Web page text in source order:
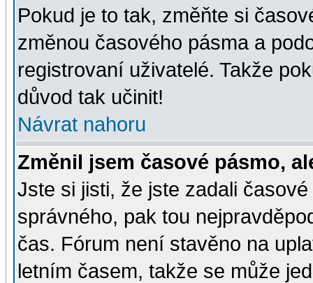
Pokud je to tak, změňte si
změnou časového pásma a
registrovaní uživatelé. Takže
důvod tak učinit!
Návrat nahoru
Změnil jsem časové pásmo,
Jste si jisti, že jste zadali
správného, pak tou
čas. Fórum není stavěno na
letním časem, takže se může